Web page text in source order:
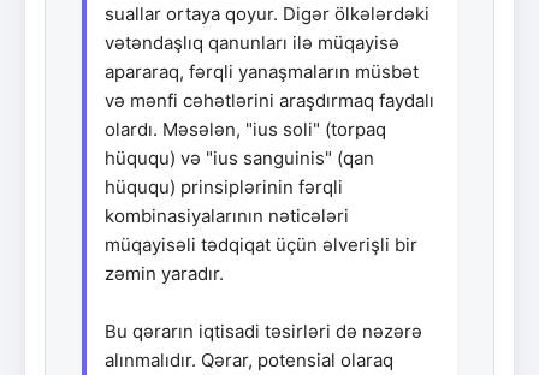
suallar ortaya qoyur. Digər ölkələrdəki
vətəndaşlıq qanunları ilə müqayisə
apararaq, fərqli yanaşmaların müsbət
və mənfi cəhətlərini araşdırmaq faydalı
olardı. Məsələn, "ius soli" (torpaq
hüququ) və "ius sanguinis" (qan
hüququ) prinsiplərinin fərqli
kombinasiyalarının nəticələri
müqayisəli tədqiqat üçün əlverişli bir
zəmin yaradır.
Bu qərarın iqtisadi təsirləri də nəzərə
alınmalıdır. Qərar, potensial olaraq